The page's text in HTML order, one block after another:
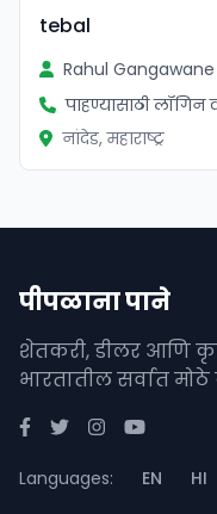
tebal
Rahul Gangawane
पाहण्यासाठी लॉगिन
नांदेड, महाराष्ट्र
पीपळाना पाने
शेतकरी, डीलर आणि
भारतातील सर्वात
Languages: EN HI